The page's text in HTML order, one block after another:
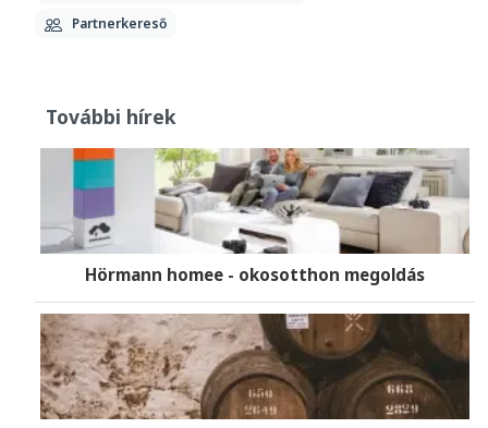
Partnerkereső
További hírek
Hörmann homee - okosotthon megoldás